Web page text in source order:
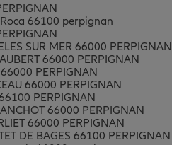
2
66100 perpignan
SUR MER 66000 PERPIGNAN
66000 PERPIGNAN
PERPIGNAN
66000 PERPIGNAN
PERPIGNAN
66000 PERPIGNAN
66000 PERPIGNAN
DE BAGES 66100 PERPIGNAN